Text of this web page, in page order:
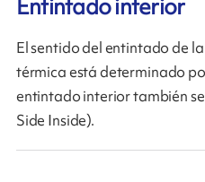
Entintado interior
El sentido del entintado de
térmica está determinado
entintado interior también
Side Inside).